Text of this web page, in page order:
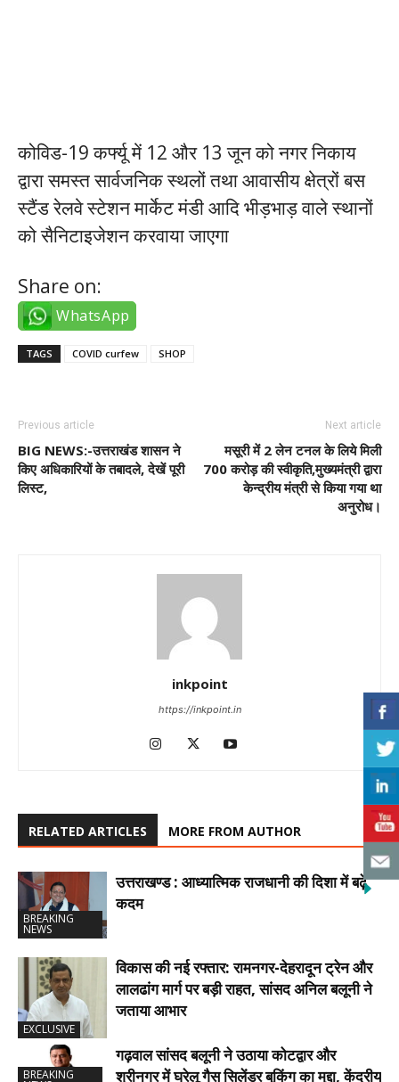
कोविड-19 कर्फ्यू में 12 और 13 जून को नगर निकाय
द्वारा समस्त सार्वजनिक स्थलों तथा आवासीय क्षेत्रों बस
स्टैंड रेलवे स्टेशन मार्केट मंडी आदि भीड़भाड़ वाले स्थानों
को सैनिटाइजेशन करवाया जाएगा
Share on:
WhatsApp
TAGS COVID curfew SHOP
Previous article
BIG NEWS:-उत्तराखंड शासन ने
किए अधिकारियों के तबादले, देखें पूरी
लिस्ट,
Next article
मसूरी में 2 लेन टनल के लिये मिली
700 करोड़ की स्वीकृति,मुख्यमंत्री द्वारा
केन्द्रीय मंत्री से किया गया था
अनुरोध।
inkpoint
https://inkpoint.in
RELATED ARTICLES MORE FROM AUTHOR
BREAKING
NEWS
उत्तराखण्ड : आध्यात्मिक राजधानी की दिशा में बढ़े
कदम
EXCLUSIVE
विकास की नई रफ्तार: रामनगर-देहरादून ट्रेन और
लालढांग मार्ग पर बड़ी राहत, सांसद अनिल बलूनी ने
जताया आभार
BREAKING
गढ़वाल सांसद बलूनी ने उठाया कोटद्वार और
श्रीनगर में घरेलू गैस सिलेंडर बुकिंग का मुद्दा, केंद्रीय